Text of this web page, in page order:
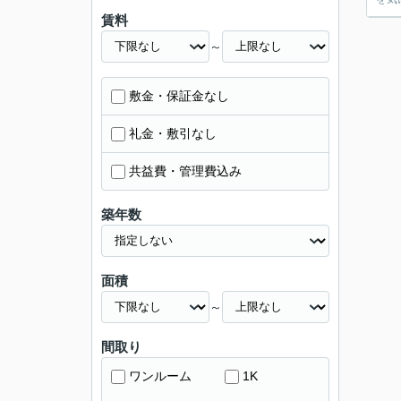
賃料
～
敷金・保証金なし
礼金・敷引なし
共益費・管理費込み
築年数
面積
～
間取り
ワンルーム 1K